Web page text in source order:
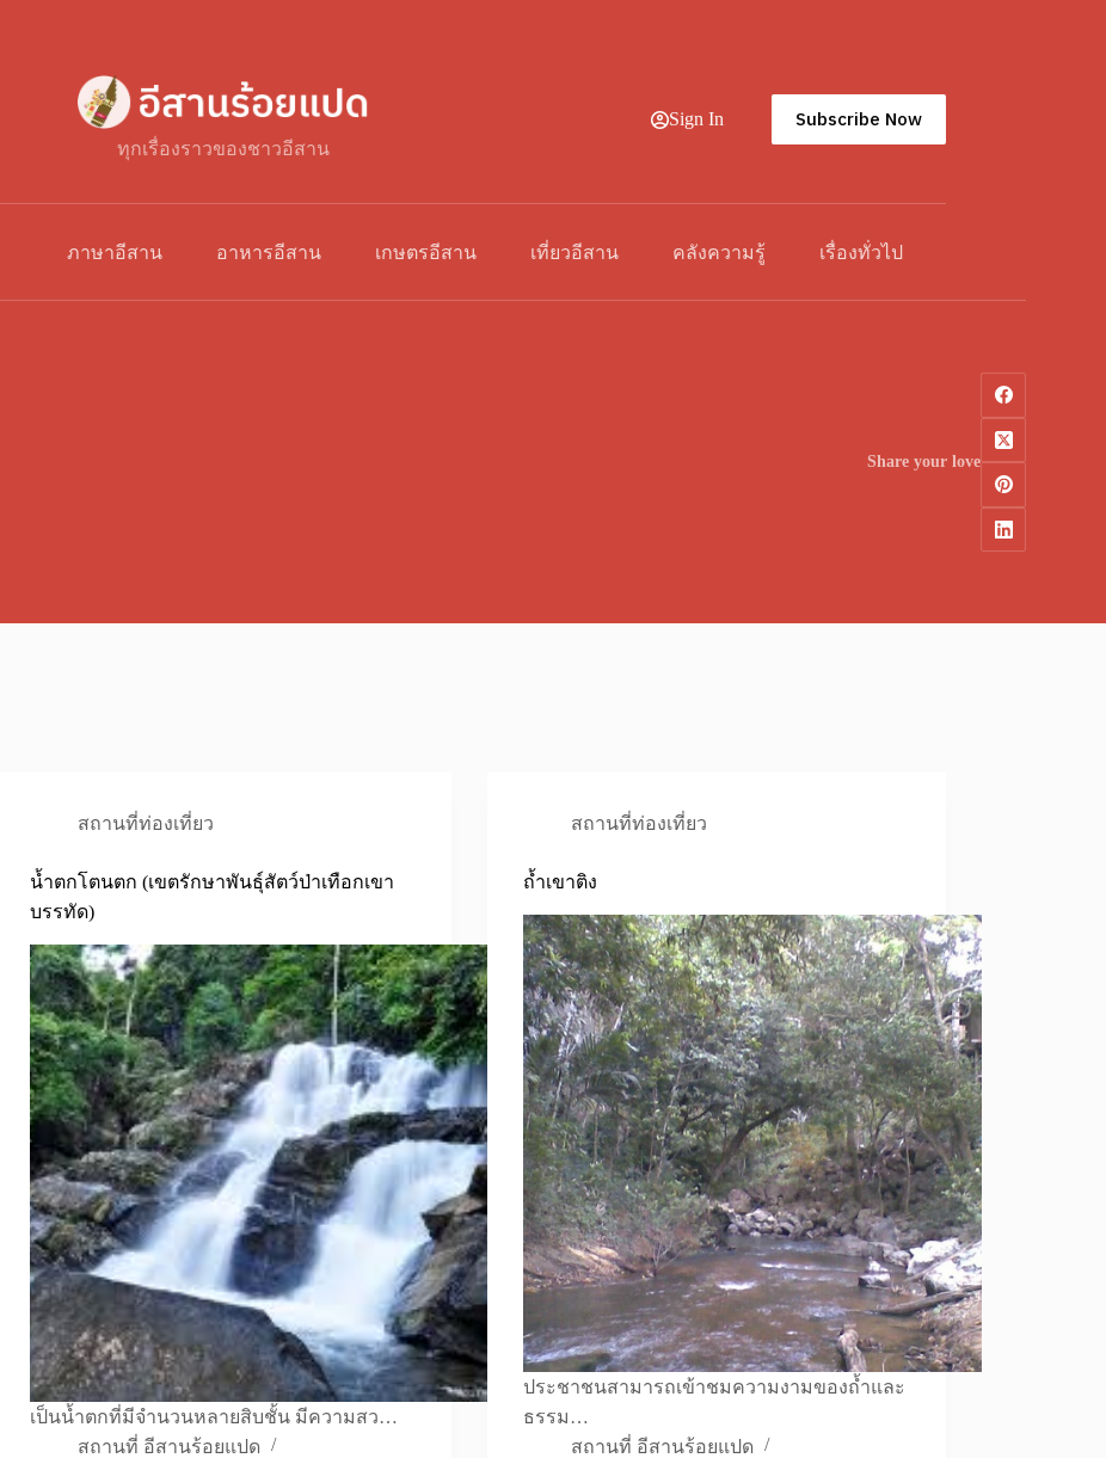
ทุกเรื่องราวของชาวอีสาน
Sign In Subscribe Now
ภาษาอีสาน อาหารอีสาน เกษตรอีสาน เที่ยวอีสาน คลังความรู้ เรื่องทั่วไป
Share your love
สถานที่ท่องเที่ยว
น้ำตกโตนตก (เขตรักษาพันธุ์สัตว์ป่าเทือกเขา
บรรทัด)
เป็นน้ำตกที่มีจำนวนหลายสิบชั้น มีความสว…
สถานที่ อีสานร้อยแปด
สถานที่ท่องเที่ยว
ถ้ำเขาติง
ประชาชนสามารถเข้าชมความงามของถ้ำและ
ธรรม…
สถานที่ อีสานร้อยแปด